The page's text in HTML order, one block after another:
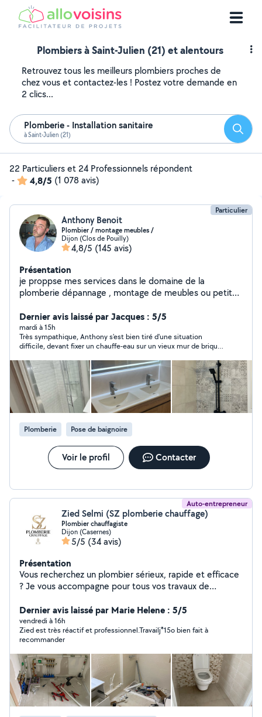
Plombiers à Saint-Julien (21) et alentours
Retrouvez tous les meilleurs plombiers proches de
chez vous et contactez-les ! Postez votre demande en
2 clics...
Plomberie - Installation sanitaire
à Saint-Julien (21)
22 Particuliers et 24 Professionnels répondent
-
4,8/5 (1 078 avis)
Particulier
Anthony Benoit
Plombier / montage meubles /
Dijon (Clos de Pouilly)
4,8/5 (145 avis)
Présentation
je proppse mes services dans le domaine de la
plomberie dépannage , montage de meubles ou petite
ancien plombier de metier je reste a votre service !
Dernier avis laissé par Jacques : 5/5
mardi à 15h
Très sympathique, Anthony s'est bien tiré d'une situation
difficile, devant fixer un chauffe-eau sur un vieux mur de brique.
Plomberie Pose de baignoire
Voir le profil Contacter
Auto-entrepreneur
Zied Selmi (SZ plomberie chauffage)
Plombier chauffagiste
Dijon (Casernes)
5/5 (34 avis)
Présentation
Vous recherchez un plombier sérieux, rapide et efficace
? Je vous accompagne pour tous vos travaux de
qualité et des prix transparents. J'interviens rapidement
pour les urgences comme pour les installations ou
rénovations, en vous garantissant un travail propre,
durable et conforme aux normes Intervention rapide
Travail soigné Disponible 24h/24 et 7j/7
Dernier avis laissé par Marie Helene : 5/5
vendredi à 16h
Zied est très réactif et professionnel.Travailj⁸15o bien fait à
recommander